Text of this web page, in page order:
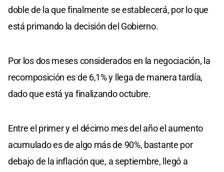
doble de la que finalmente se establecerá, por lo que
está primando la decisión del Gobierno.
Por los dos meses considerados en la negociación, la
recomposición es de 6,1% y llega de manera tardía,
dado que está ya finalizando octubre.
Entre el primer y el décimo mes del año el aumento
acumulado es de algo más de 90%, bastante por
debajo de la inflación que, a septiembre, llegó a